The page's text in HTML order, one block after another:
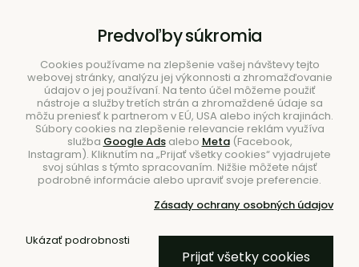
Hľadať
Úvod Nábytok Kreslá S podrúčkami
Predvoľby súkromia
Cookies používame na zlepšenie vašej návštevy tejto
webovej stránky, analýzu jej výkonnosti a zhromažďovanie
údajov o jej používaní. Na tento účel môžeme použiť
nástroje a služby tretích strán a zhromaždené údaje sa
môžu preniesť k partnerom v EÚ, USA alebo iných krajinách.
Súbory cookies na zlepšenie relevancie reklám využíva
služba Google Adsalebo Meta(Facebook,
Instagram). Kliknutím na „Prijať všetky cookies“ vyjadrujete
svoj súhlas s týmto spracovaním. Nižšie môžete nájsť
podrobné informácie alebo upraviť svoje preferencie.
Zásady ochrany osobných údajov
Ukázať podrobnosti
Prijať všetky cookies